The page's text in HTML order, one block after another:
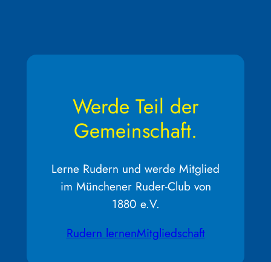
Werde Teil der
Gemeinschaft.
Lerne Rudern und werde Mitglied
im Münchener Ruder-Club von
1880 e.V.
Rudern lernenMitgliedschaft